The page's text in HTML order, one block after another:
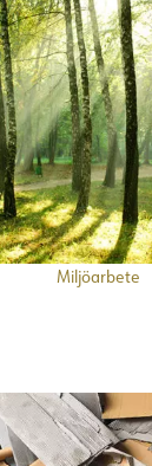
Miljöarbete